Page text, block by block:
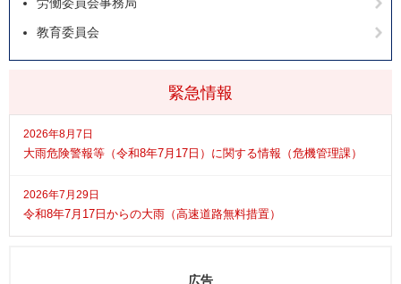
緊急情報
2026年8月7日
大雨危険警報等（令和8年7月17日）に関する情報（危機管理課）
2026年7月29日
令和8年7月17日からの大雨（高速道路無料措置）
労働委員会事務局
教育委員会
広告